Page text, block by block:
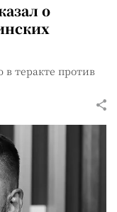
о
теракте против